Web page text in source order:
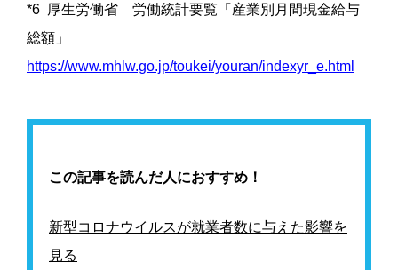
*6 厚生労働省 労働統計要覧「産業別月間現金給与
総額」
https://www.mhlw.go.jp/toukei/youran/indexyr_e.html
この記事を読んだ人におすすめ！
新型コロナウイルスが就業者数に与えた影響を
見る